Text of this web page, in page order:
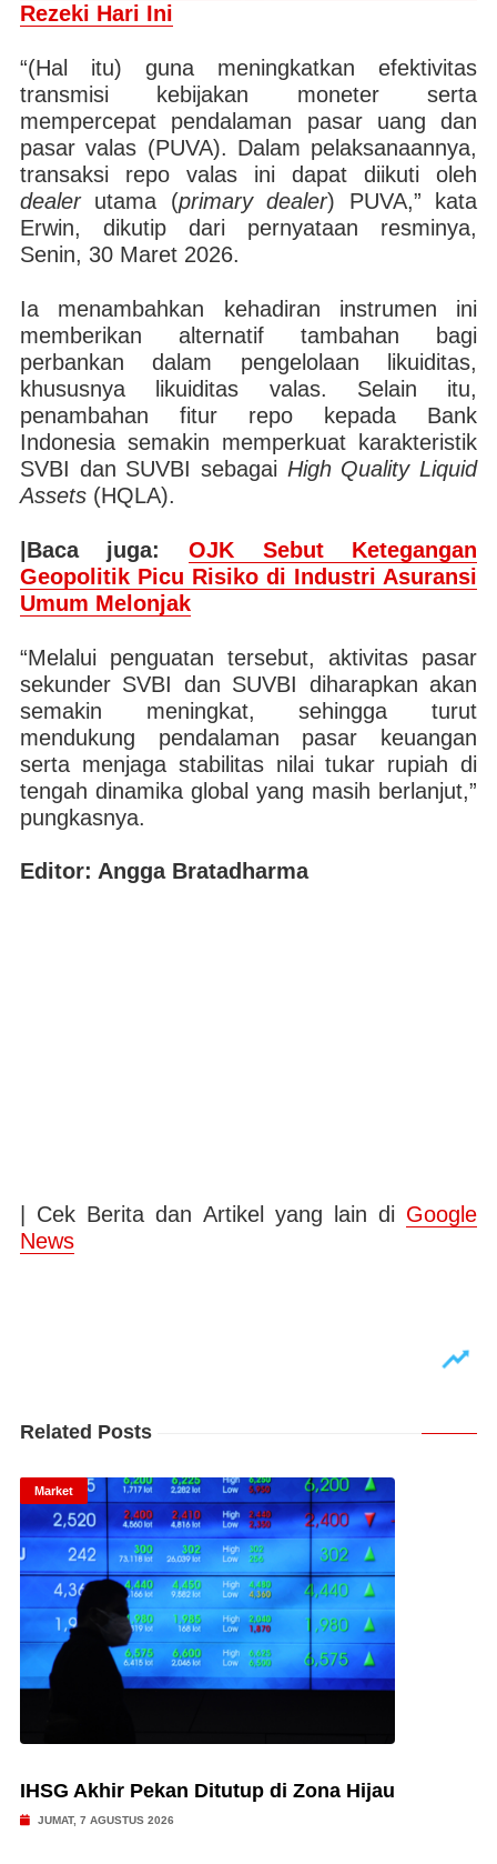
Rezeki Hari Ini
“(Hal itu) guna meningkatkan efektivitas
transmisi kebijakan moneter serta
mempercepat pendalaman pasar uang dan
pasar valas (PUVA). Dalam pelaksanaannya,
transaksi repo valas ini dapat diikuti oleh
dealerutama (primary dealer) PUVA,” kata
Erwin, dikutip dari pernyataan resminya,
Senin, 30 Maret 2026.
Ia menambahkan kehadiran instrumen ini
memberikan alternatif tambahan bagi
perbankan dalam pengelolaan likuiditas,
khususnya likuiditas valas. Selain itu,
penambahan fitur repo kepada Bank
Indonesia semakin memperkuat karakteristik
SVBI dan SUVBI sebagai High Quality Liquid
Assets(HQLA).
|Baca juga: OJK Sebut Ketegangan
Geopolitik Picu Risiko di Industri Asuransi
Umum Melonjak
“Melalui penguatan tersebut, aktivitas pasar
sekunder SVBI dan SUVBI diharapkan akan
semakin meningkat, sehingga turut
mendukung pendalaman pasar keuangan
serta menjaga stabilitas nilai tukar rupiah di
tengah dinamika global yang masih berlanjut,”
pungkasnya.
Editor: Angga Bratadharma
| Cek Berita dan Artikel yang lain di Google
News
Related Posts
Market
IHSG Akhir Pekan Ditutup di Zona Hijau
JUMAT, 7 AGUSTUS 2026